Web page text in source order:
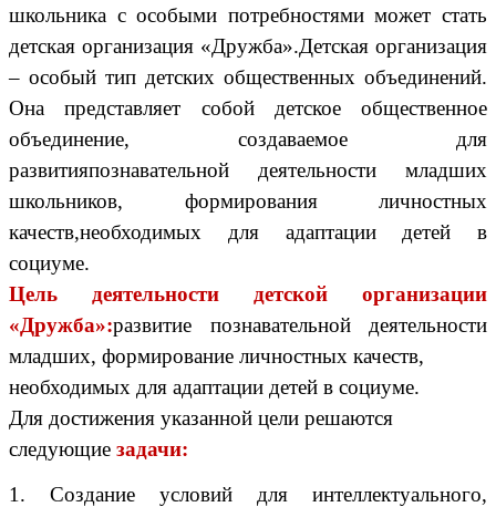
школьника с особыми потребностями может стать
детская организация «Дружба».Детская организация
– особый тип детских общественных объединений.
Она представляет собой детское общественное
объединение, создаваемое для
развитияпознавательной деятельности младших
школьников, формирования личностных
качеств,необходимых для адаптации детей в
социуме.
Цель деятельности детской организации
«Дружба»:развитие познавательной деятельности
младших, формирование личностных качеств,
необходимых для адаптации детей в социуме.
Для достижения указанной цели решаются
следующие задачи:
1. Создание условий для интеллектуального,